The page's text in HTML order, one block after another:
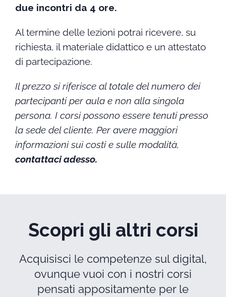
due incontri da 4 ore.
Al termine delle lezioni potrai ricevere, su
richiesta, il materiale didattico e un attestato
di partecipazione.
Il prezzo si riferisce al totale del numero dei
partecipanti per aula e non alla singola
persona. I corsi possono essere tenuti presso
la sede del cliente. Per avere maggiori
informazioni sui costi e sulle modalità,
contattaci adesso.
Scopri gli altri corsi
Acquisisci le competenze sul digital,
ovunque vuoi con i nostri corsi
pensati appositamente per le